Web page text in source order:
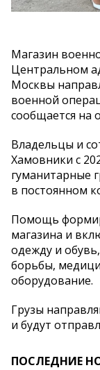
Магазин
Центральном
Москвы
военной
сообщается на
Владельцы и
Хамовники с
гуманитарные
в постоянном
Помощь
магазина и
одежду и
борьбы,
оборудование.
Грузы
и будут
ПОСЛЕДНИЕ